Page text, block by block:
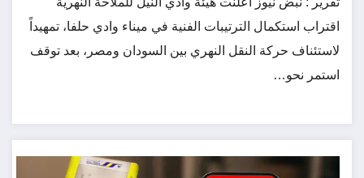
اقتراب استكمال الترتيبات الفنية في ميناء وادي حلفا، تمهيداً
لاستئناف حركة النقل النهري بين السودان ومصر، بعد توقف
استمر نحو…